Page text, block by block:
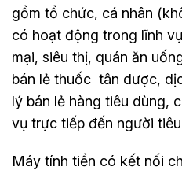
gồm tổ chức, cá nhân
có hoạt động trong lĩnh
mại, siêu thị, quán ăn
bán lẻ thuốc tân dược,
lý bán lẻ hàng tiêu dùng,
vụ trực tiếp đến người
Máy tính tiền có kết nối